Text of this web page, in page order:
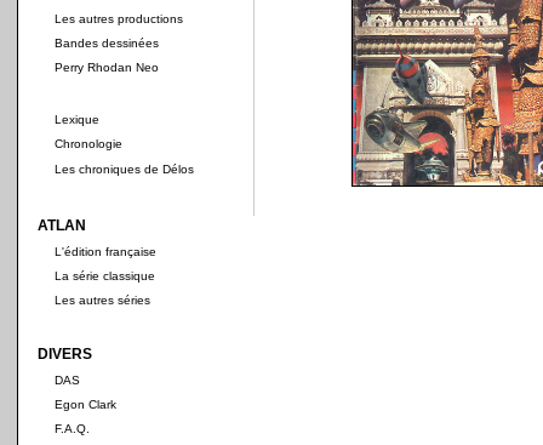
Les autres productions
Bandes dessinées
Perry Rhodan Neo
Lexique
Chronologie
Les chroniques de Délos
ATLAN
L'édition française
La série classique
Les autres séries
DIVERS
DAS
Egon Clark
F.A.Q.